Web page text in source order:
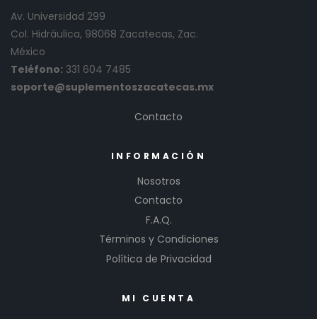
Av. Universidad 299
Col. Hidráulica, 98068 Zacatecas, Zac.
México
Teléfono: 331 604 7485
soporte@suplementoszacatecas.mx
Contacto
INFORMACIÓN
Nosotros
Contacto
F.A.Q.
Términos y Condiciones
Política de Privacidad
MI CUENTA